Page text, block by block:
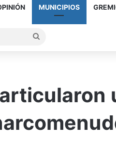
MUNICIPIOS
por